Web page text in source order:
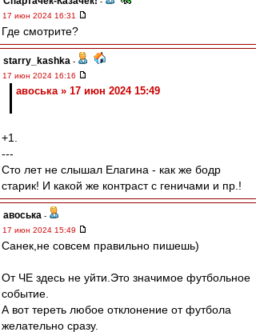
17 июн 2024 16:31
Где смотрите?
starry_kashka -
17 июн 2024 16:16
авоська » 17 июн 2024 15:49
+1.
---
Сто лет не слышал Елагина - как же бодр
старик! И какой же контраст с геничами и пр.!
авоська -
17 июн 2024 15:49
Санек,не совсем правильно пишешь)
От ЧЕ здесь не уйти.Это значимое футбольное
событие.
А вот тереть любое отклонение от футбола
желательно сразу.